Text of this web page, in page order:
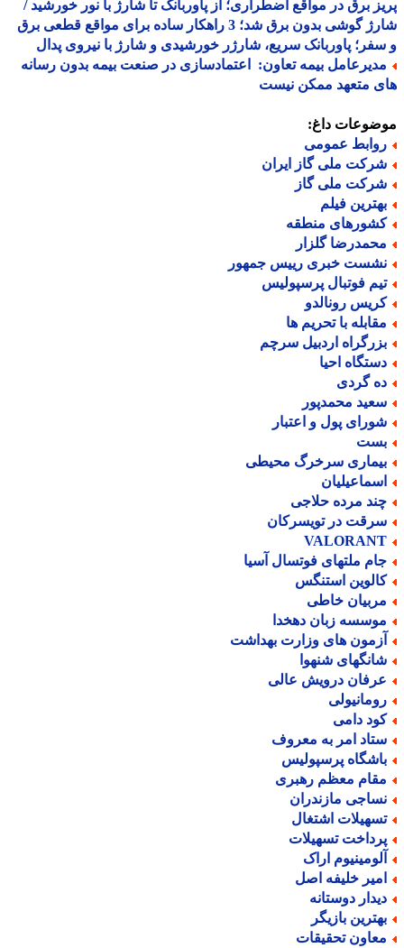
برق در مواقع اضطراری؛ از پاوربانک تا شارژ با نور خورشید /
شارژ گوشی بدون برق شد؛ 3 راهکار ساده برای مواقع قطعی برق
پاوربانک سریع، شارژر خورشیدی و شارژ با نیروی پدال
بیمه تعاون: اعتمادسازی در صنعت بیمه بدون رسانه
متعهد ممکن نیست
داغ:
عمومی
ملی گاز ایران
ملی گاز
فیلم
منطقه
گلزار
خبری رییس جمهور
فوتبال پرسپولیس
رونالدو
با تحریم ها
اردبیل سرچم
احیا
گردی
محمدپور
پول و اعتبار
سرخرگ محیطی
مرده حلاجی
در تویسرکان
ملتهای فوتسال آسیا
استنگس
خاطی
زبان دهخدا
های وزارت بهداشت
شنهوا
درویش عالی
دامی
امر به معروف
پرسپولیس
معظم رهبری
مازندران
اشتغال
تسهیلات
اراک
خلیفه اصل
دوستانه
بازیگر
تحقیقات